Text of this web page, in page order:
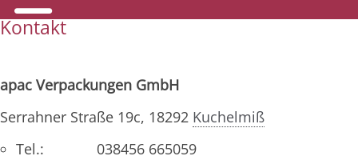
Kontakt
apac Verpackungen GmbH
Serrahner Straße 19c, 18292 Kuchelmiß
Tel.:
038456 665059